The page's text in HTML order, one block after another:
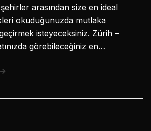
şehirler arasından size en ideal
okuduğunuzda mutlaka
isteyeceksiniz. Zürih –
görebileceğiniz en…